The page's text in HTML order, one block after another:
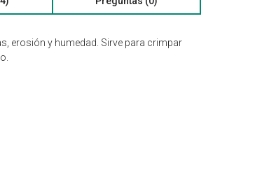
erosión y humedad. Sirve para crimpar